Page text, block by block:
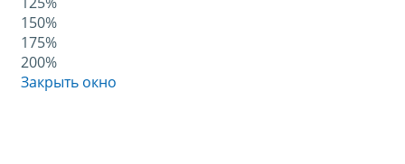
150%
175%
200%
Закрыть окно